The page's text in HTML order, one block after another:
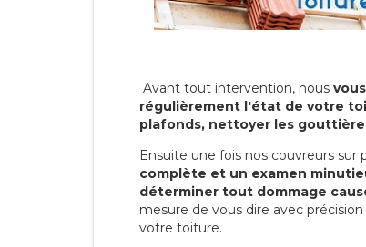
Avant tout intervention, nous
régulièrement l'état de votre
plafonds, nettoyer les
Ensuite une fois nos couvreurs sur
complète et un examen
déterminer tout dommage
mesure de vous dire avec
votre toiture.